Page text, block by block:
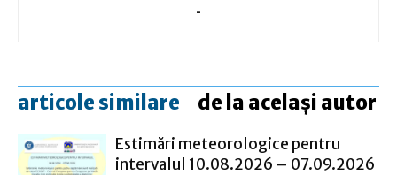
-
articole similare de la același autor
Estimări meteorologice pentru
intervalul 10.08.2026 – 07.09.2026